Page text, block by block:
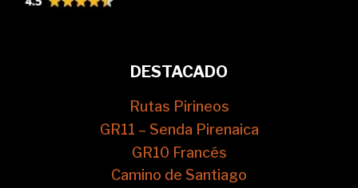
DESTACADO
Rutas Pirineos
GR11 – Senda Pirenaica
GR10 Francés
Camino de Santiago